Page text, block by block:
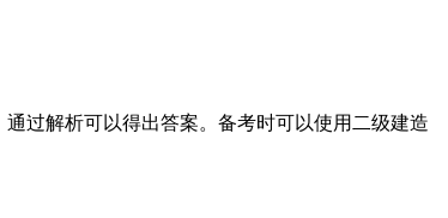
过解析可以得出答案。备考时可以使用二级建造